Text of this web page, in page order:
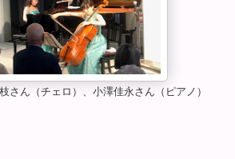
さん（チェロ）、小澤佳永さん（ピアノ）